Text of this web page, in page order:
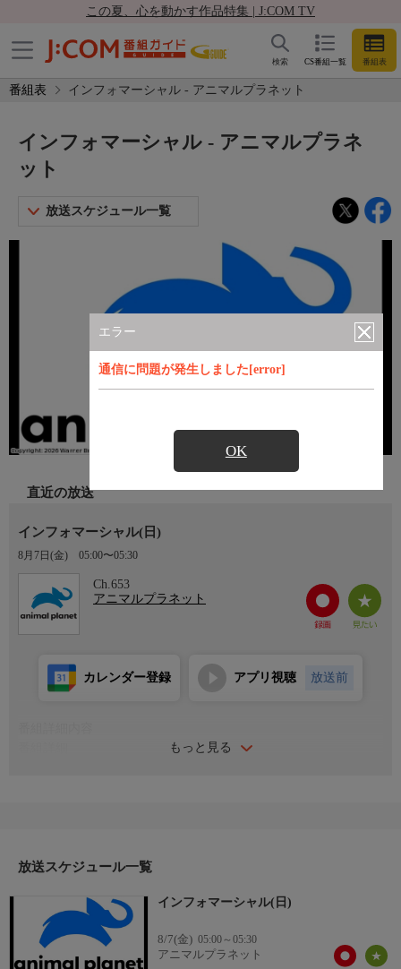
この夏、心を動かす作品特集 | J:COM TV
CS番組一覧 番組表
検索
番組表 インフォマーシャル - アニマルプラネット
エラー
通信に問題が発生しました[error]
OK
インフォマーシャル - アニマルプラネ
ット
放送スケジュール一覧
直近の放送
インフォマーシャル(日)
8月7日(金) 05:00〜05:30
Ch.653
アニマルプラネット
もっと見る
カレンダー登録 アプリ視聴 放送前
放送スケジュール一覧
インフォマーシャル(日)
8/7(金) 05:00～05:30
アニマルプラネット